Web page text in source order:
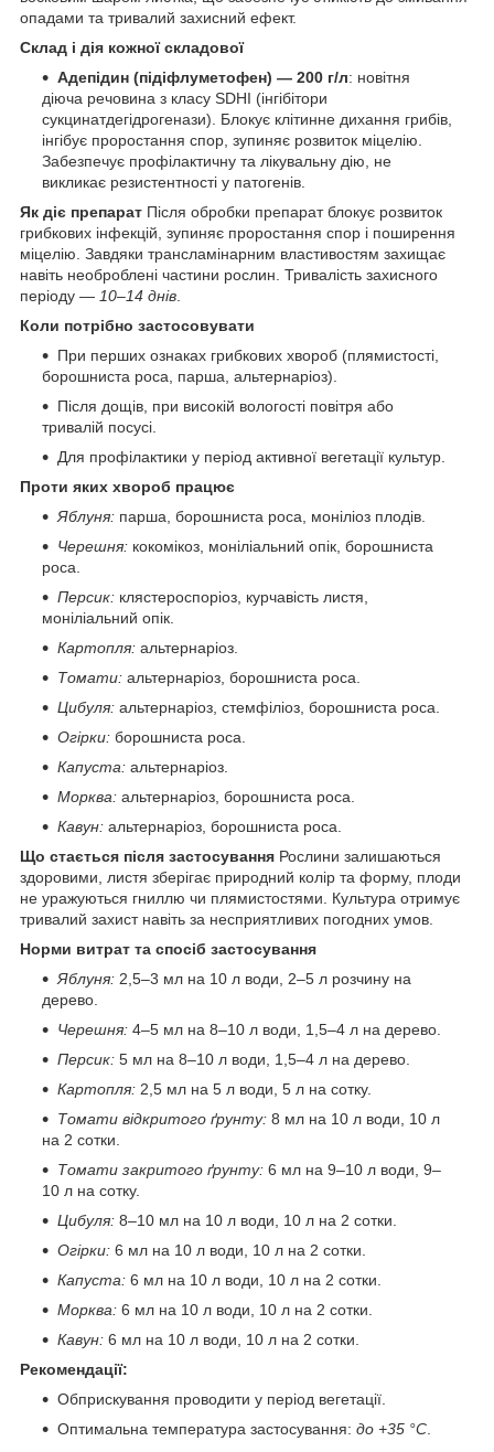
опадами та тривалий захисний ефект.
Склад і дія кожної складової
Адепідин (підіфлуметофен) — 200 г/л: новітня
діюча речовина з класу SDHI (інгібітори
сукцинатдегідрогенази). Блокує клітинне дихання грибів,
інгібує проростання спор, зупиняє розвиток міцелію.
Забезпечує профілактичну та лікувальну дію, не
викликає резистентності у патогенів.
Як діє препарат Після обробки препарат блокує розвиток
грибкових інфекцій, зупиняє проростання спор і поширення
міцелію. Завдяки трансламінарним властивостям захищає
навіть необроблені частини рослин. Тривалість захисного
періоду — 10–14 днів
Коли потрібно застосовувати
При перших ознаках грибкових хвороб (плямистості,
борошниста роса, парша, альтернаріоз).
Після дощів, при високій вологості повітря або
тривалій посусі.
Для профілактики у період активної вегетації культур.
Проти яких хвороб працює
Яблуня: парша, борошниста роса, моніліоз плодів.
Черешня: кокомікоз, моніліальний опік, борошниста
роса.
Персик: клястероспоріоз, курчавість листя,
моніліальний опік.
Картопля: альтернаріоз.
Томати: альтернаріоз, борошниста роса.
Цибуля: альтернаріоз, стемфіліоз, борошниста роса.
Огірки: борошниста роса.
Капуста: альтернаріоз.
Морква: альтернаріоз, борошниста роса.
Кавун: альтернаріоз, борошниста роса.
Що стається після застосування Рослини залишаються
здоровими, листя зберігає природний колір та форму, плоди
не уражуються гниллю чи плямистостями. Культура отримує
тривалий захист навіть за несприятливих погодних умов.
Норми витрат та спосіб застосування
Яблуня: 2,5–3 мл на 10 л води, 2–5 л розчину на
дерево.
Черешня: 4–5 мл на 8–10 л води, 1,5–4 л на дерево.
Персик: 5 мл на 8–10 л води, 1,5–4 л на дерево.
Картопля: 2,5 мл на 5 л води, 5 л на сотку.
Томати відкритого ґрунту: 8 мл на 10 л води, 10 л
на 2 сотки.
Томати закритого ґрунту: 6 мл на 9–10 л води, 9–
10 л на сотку.
Цибуля: 8–10 мл на 10 л води, 10 л на 2 сотки.
Огірки: 6 мл на 10 л води, 10 л на 2 сотки.
Капуста: 6 мл на 10 л води, 10 л на 2 сотки.
Морква: 6 мл на 10 л води, 10 л на 2 сотки.
Кавун: 6 мл на 10 л води, 10 л на 2 сотки.
Рекомендації:
Обприскування проводити у період вегетації.
Оптимальна температура застосування: до +35 °C